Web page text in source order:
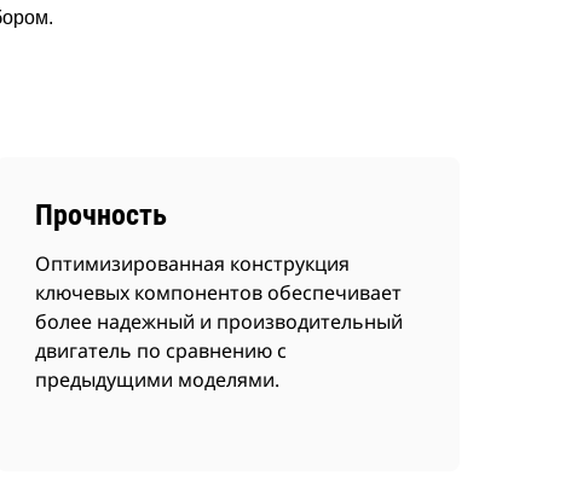
Прочность
Оптимизированная конструкция
ключевых компонентов обеспечивает
более надежный и производительный
двигатель по сравнению с
предыдущими моделями.